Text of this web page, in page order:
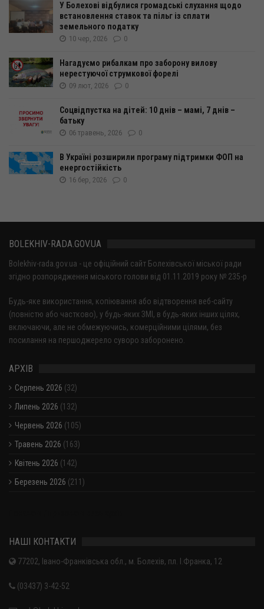
У Болехові відбулися громадські слухання щодо
встановлення ставок та пільг із сплати
земельного податку
10 чер, 2026 0
Нагадуємо рибалкам про заборону вилову
нерестуючої струмкової форелі
09 лют, 2026 0
Соцвідпустка на дітей: 10 днів – мамі, 7 днів –
батьку
06 травень, 2026 0
В Україні розширили програму підтримки ФОП на
енергоcтійкість
16 бер, 2026 0
BOLEKHIV-RADA.GOV.UA
Bolekhiv-rada.gov.ua - це офіційний сайт Болехівської міської ради
згідно розпорядження міського голови від 01.11.2019 року № 235-р
Будь-яке використання, копіювання або відтворення веб-сайту
(повністю або частково), у будь-яких ЗМІ, в будь-яких інших цілях,
включаючи, але не обмежуючись, комерційними цілями, без
посилання на першоджерело суворо заборонено.
АРХІВ
Серпень 2026 (32)
Липень 2026 (132)
Червень 2026 (105)
Травень 2026 (163)
Квітень 2026 (142)
Березень 2026 (211)
НАШІ КОНТАКТИ
77202, Івано-Франківська обл., м. Болехів, пл. І.Франка, 12
(03437) 3-42-52